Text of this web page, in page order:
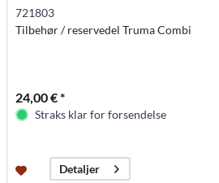
721803
Tilbehør / reservedel Truma Combi
24,00 € *
Straks klar for forsendelse
Detaljer